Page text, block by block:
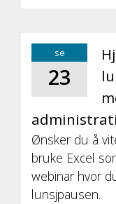
se
23
Ønsker du å
bruke Excel
webinar hvor
lunsjpausen.